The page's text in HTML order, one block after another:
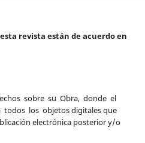
revista están de acuerdo en
sobre su Obra, donde el
los objetos digitales que
electrónica posterior y/o